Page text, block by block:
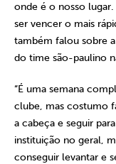
onde é o nosso
ser vencer o mais
também falou sobre
do time são-paulino
“É uma semana
clube, mas costumo
a cabeça e seguir
instituição no geral,
conseguir levantar e